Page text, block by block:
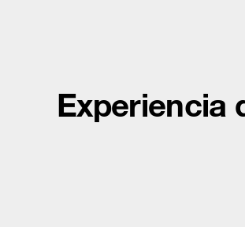
Experiencia